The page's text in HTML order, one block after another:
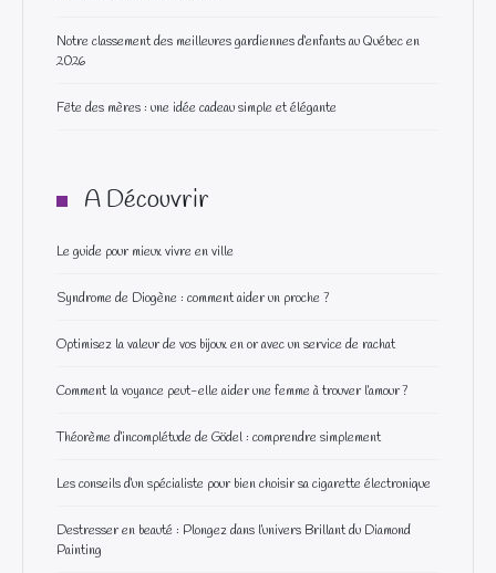
Notre classement des meilleures gardiennes d’enfants au Québec en
2026
Fête des mères : une idée cadeau simple et élégante
A Découvrir
Le guide pour mieux vivre en ville
Syndrome de Diogène : comment aider un proche ?
Optimisez la valeur de vos bijoux en or avec un service de rachat
Comment la voyance peut-elle aider une femme à trouver l’amour ?
Théorème d’incomplétude de Gödel : comprendre simplement
Les conseils d’un spécialiste pour bien choisir sa cigarette électronique
Destresser en beauté : Plongez dans l’univers Brillant du Diamond
Painting